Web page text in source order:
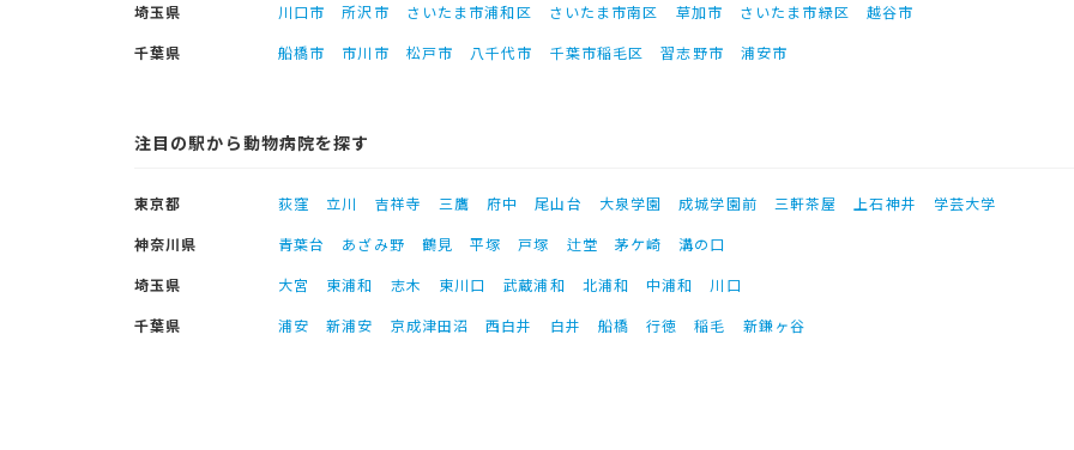
埼玉県
川口市 所沢市 さいたま市浦和区 さいたま市南区 草加市 さいたま市緑区
越谷市
千葉県
船橋市 市川市 松戸市 八千代市 千葉市稲毛区 習志野市 浦安市
注目の駅から動物病院を探す
東京都 荻窪 立川 吉祥寺 三鷹 府中 尾山台 大泉学園 成城学園前 三軒茶屋 上石神井
学芸大学
神奈川県
青葉台 あざみ野 鶴見 平塚 戸塚 辻堂 茅ケ崎
溝の口
埼玉県
大宮 東浦和 志木 東川口 武蔵浦和 北浦和 中浦和
川口
千葉県
浦安 新浦安 京成津田沼 西白井 白井 船橋 行徳 稲毛 新鎌ヶ谷